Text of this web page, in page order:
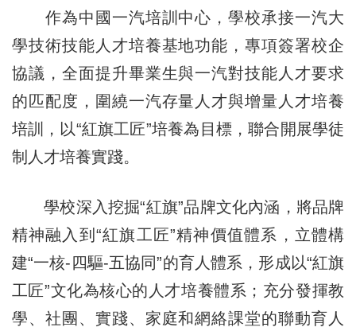
作為中國一汽培訓中心，學校承接一汽大
學技術技能人才培養基地功能，專項簽署校企
協議，全面提升畢業生與一汽對技能人才要求
的匹配度，圍繞一汽存量人才與增量人才培養
培訓，以“紅旗工匠”培養為目標，聯合開展學徒
制人才培養實踐。
學校深入挖掘“紅旗”品牌文化內涵，將品牌
精神融入到“紅旗工匠”精神價值體系，立體構
建“一核-四驅-五協同”的育人體系，形成以“紅旗
工匠”文化為核心的人才培養體系；充分發揮教
學、社團、實踐、家庭和網絡課堂的聯動育人